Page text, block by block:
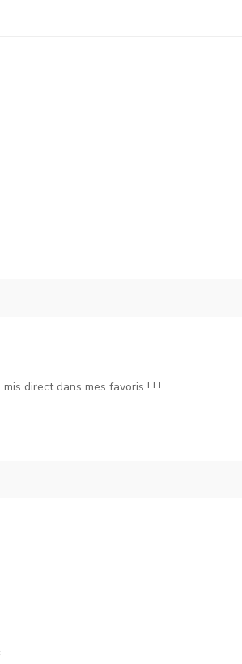
direct dans mes favoris ! ! !